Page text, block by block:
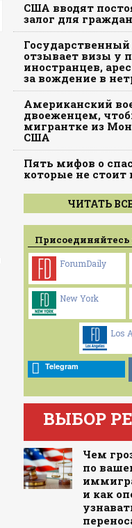
США вводят
залог для
отзывает визы у
иностранцев,
за вождение в
Американский
двоеженцем,
мигрантке из
США
Пять мифов о
которые не стоит
ЧИТАТЬ
Присоединяйтесь
ForumDaily
New York
Los
Telegram
ВЫБОР
Чем
по
и как